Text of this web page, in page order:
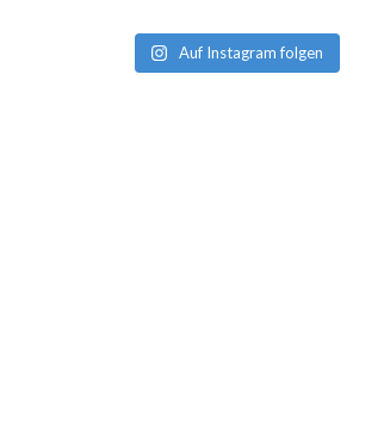
Auf Instagram folgen